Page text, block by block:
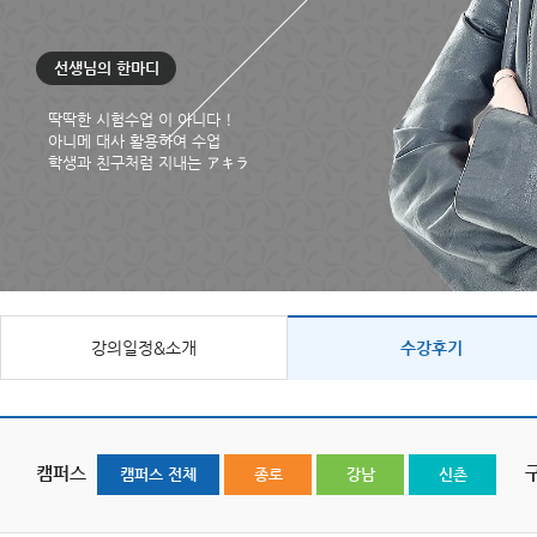
선생님의 한마디
딱딱한 시험수업 이 아니다 !
아니메 대사 활용하여 수업
학생과 친구처럼 지내는 アキラ
강의일정&소개 수강후기
캠퍼스 캠퍼스 전체 종로 강남 신촌